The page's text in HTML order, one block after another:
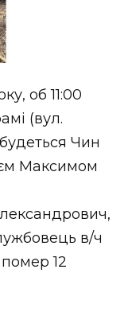
об 11:00
(вул.
Чин
Максимом
в/ч
12